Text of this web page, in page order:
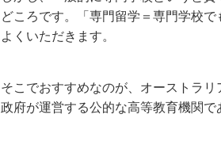
どころです。「専門留学＝専門学校
よくいただきます。
そこでおすすめなのが、オーストラリ
政府が運営する公的な高等教育機関で